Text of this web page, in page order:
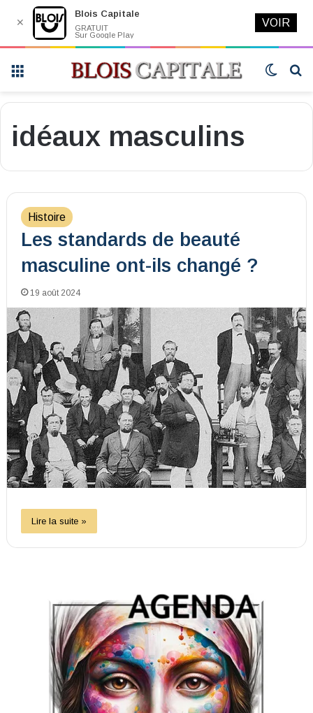
Switch
idéaux masculins
Histoire
Les standards de beauté
masculine ont-ils changé ?
19 août 2024
Lire la suite »
✕
Blois Capitale
GRATUIT
Sur Google Play
VOIR